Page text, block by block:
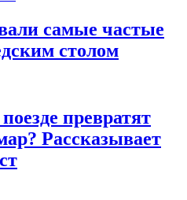
самые частые
столом
превратят
Рассказывает